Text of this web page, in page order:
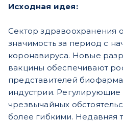
Исходная идея:
Сектор здравоохранения
значимость за период с
коронавируса. Новые
вакцины обеспечивают
представителей
индустрии.
чрезвычайных
более гибкими. Недавняя